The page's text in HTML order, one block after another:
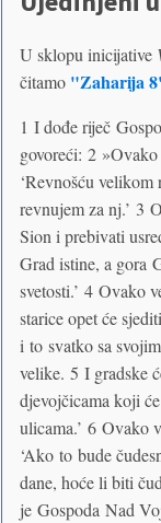
U sklopu inicijative
čitamo "Zaharija
1 I dođe riječ
govoreći: 2
‘Revnošću
revnujem za nj.’ 3
Sion i prebivati
Grad istine, a gora
svetosti.’ 4 Ovako
starice opet će
i to svatko sa
velike. 5 I gradske
djevojčicama koji
ulicama.’ 6 Ovako
‘Ako to bude
dane, hoće li biti
je Gospoda Nad